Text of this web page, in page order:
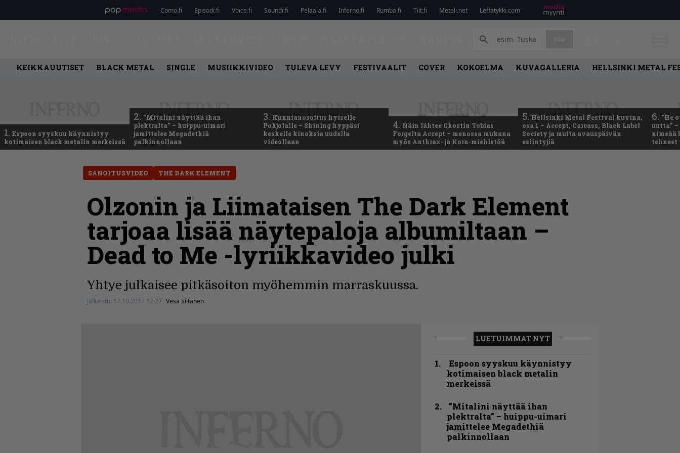
Como.fi Episodi.fi Voice.fi Soundi.fi Pelaaja.fi Inferno.fi Rumba.fi Tilt.fi Meteli.net Leffatykki.com
KEIKKAUUTISET BLACK METAL SINGLE MUSIIKKIVIDEO TULEVA LEVY FESTIVAALIT COVER KOKOELMA KUVAGALLERIA HELLSINKI METAL
1. Espoon syyskuu käynnistyy
kotimaisen black metalin merkeissä
2. ”Mitalini näyttää ihan
plektralta” – huippu-uimari
jamittelee Megadethiä
palkinnollaan
3. Kunnianosoitus hyiselle
Pohjolalle – Shining hyppäsi
keskelle kinoksia uudella
videollaan
4. Näin lähtee Ghostin Tobias
Forgelta Accept – menossa mukana
myös Anthrax- ja Korn-miehistöä
5. Hellsinki Metal Festival kuvina,
osa 1 – Accept, Carcass, Black Label
Society ja muita avauspäivän
esiintyjiä
6. ”He
uutta”
nimeää
SANOITUSVIDEO THE DARK ELEMENT
Olzonin ja Liimataisen The Dark Element
tarjoaa lisää näytepaloja albumiltaan –
Dead to Me -lyriikkavideo julki
Yhtye julkaisee pitkäsoiton myöhemmin marraskuussa.
Julkaistu: 17.10.2017 12:27 Vesa Siltanen
LUETUIMMAT NYT
Espoon syyskuu käynnistyy
kotimaisen black metalin
merkeissä
”Mitalini näyttää ihan
plektralta” – huippu-uimari
jamittelee Megadethiä
palkinnollaan